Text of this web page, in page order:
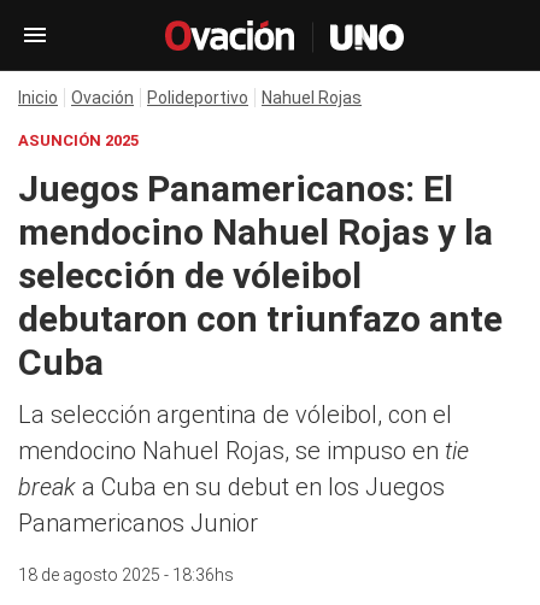
Inicio Ovación Polideportivo Nahuel Rojas
ASUNCIÓN 2025
Juegos Panamericanos: El
mendocino Nahuel Rojas y la
selección de vóleibol
debutaron con triunfazo ante
Cuba
La selección argentina de vóleibol, con el
mendocino Nahuel Rojas, se impuso en tie
break a Cuba en su debut en los Juegos
Panamericanos Junior
18 de agosto 2025 - 18:36hs